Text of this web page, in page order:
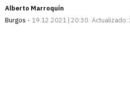
Alberto Marroquín
Burgos
19.12.2021 | 20:30 Actualizado: